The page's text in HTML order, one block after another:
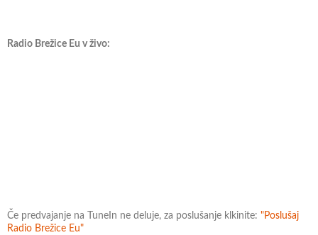
Radio Brežice Eu v živo:
Če predvajanje na TuneIn ne deluje, za poslušanje klkinite: "Poslušaj
Radio Brežice Eu"